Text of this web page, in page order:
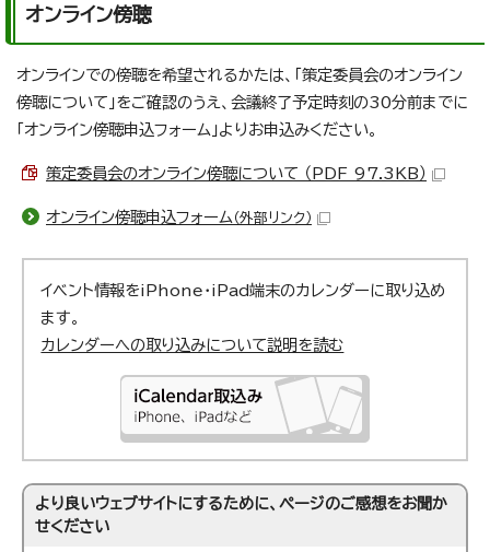
オンライン傍聴
オンラインでの傍聴を希望されるかたは、「策定委員会のオンライン
傍聴について」をご確認のうえ、会議終了予定時刻の30分前までに
「オンライン傍聴申込フォーム」よりお申込みください。
策定委員会のオンライン傍聴について （PDF 97.3KB）
オンライン傍聴申込フォーム （外部リンク）
イベント情報をiPhone・iPad端末のカレンダーに取り込め
ます。
カレンダーへの取り込みについて説明を読む
より良いウェブサイトにするために、ページのご感想をお聞か
せください